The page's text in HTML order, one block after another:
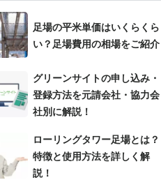
足場の平米単価はいくらくら
い？足場費用の相場をご紹介
グリーンサイトの申し込み・
登録方法を元請会社・協力会
社別に解説！
ローリングタワー足場とは？
特徴と使用方法を詳しく解
説！